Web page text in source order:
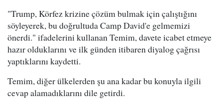
"Trump, Körfez krizine çözüm bulmak için çalıştığını
söyleyerek, bu doğrultuda Camp David'e gelmemizi
önerdi." ifadelerini kullanan Temim, davete icabet etmeye
hazır olduklarını ve ilk günden itibaren diyalog çağrısı
yaptıklarını kaydetti.
Temim, diğer ülkelerden şu ana kadar bu konuyla ilgili
cevap alamadıklarını dile getirdi.